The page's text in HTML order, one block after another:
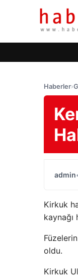
Haberler›
admin
Kirkuk
kaynağı
oldu.
Kirkuk